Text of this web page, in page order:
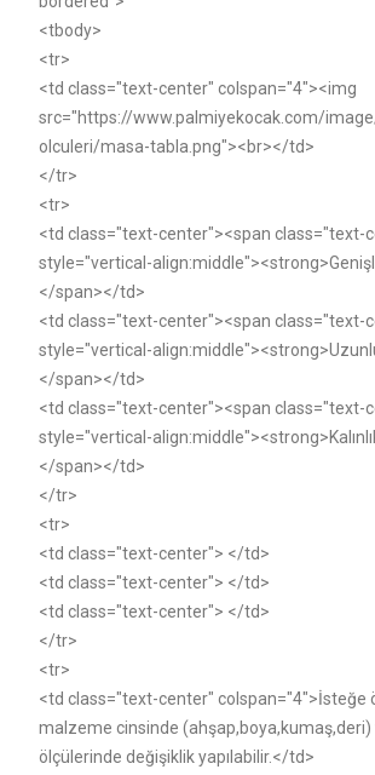
<tbody>
<tr>
<td class="text-center" colspan="4"><img
src="https://www.palmiyekocak.com/
olculeri/masa-tabla.png"><br></td>
</tr>
<tr>
<td class="text-center"><span class="text-
style="vertical-
</span></td>
<td class="text-center"><span class="text-
style="vertical-
</span></td>
<td class="text-center"><span class="text-
style="vertical-
</span></td>
</tr>
<tr>
<td class="text-center"> </td>
<td class="text-center"> </td>
<td class="text-center"> </td>
</tr>
<tr>
<td class="text-center" colspan="4">İsteğe
malzeme cinsinde (ahşap,boya,kumaş,deri)
ölçülerinde değişiklik yapılabilir.</td>